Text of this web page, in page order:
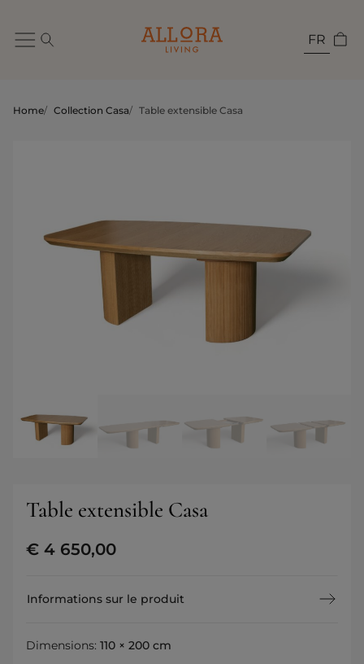
FR
Home/ Collection Casa/ Table extensible Casa
Table extensible Casa
€ 4 650,00
Informations sur le produit
Dimensions: 110 × 200 cm